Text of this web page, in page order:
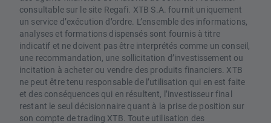
consultable sur le site Regafi. XTB S.A. fournit uniquement
un service d’exécution d’ordre. L’ensemble des informations,
analyses et formations dispensés sont fournis à titre
indicatif et ne doivent pas être interprétés comme un conseil,
une recommandation, une sollicitation d’investissement ou
incitation à acheter ou vendre des produits financiers. XTB
ne peut être tenu responsable de l’utilisation qui en est faite
et des conséquences qui en résultent, l’investisseur final
restant le seul décisionnaire quant à la prise de position sur
son compte de trading XTB. Toute utilisation des